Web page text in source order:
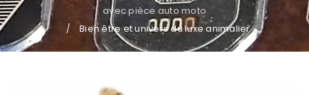
avec pièce auto moto
/ Bien être et univers du luxe animalier